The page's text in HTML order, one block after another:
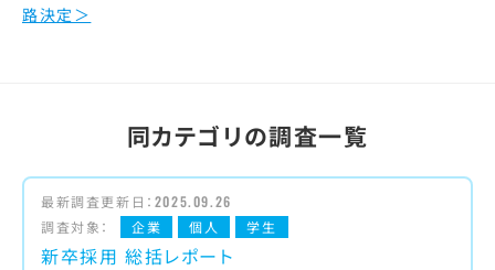
路決定＞
同カテゴリの調査一覧
最新調査更新日： 2025.09.26
調査対象：
企業 個人 学生
新卒採用 総括レポート